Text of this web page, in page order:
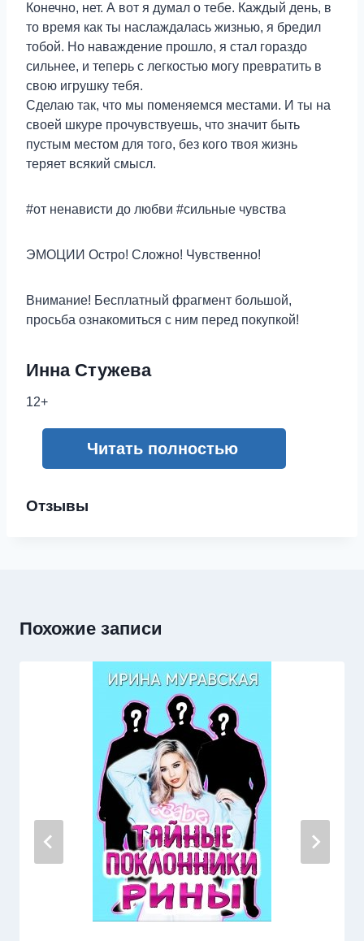
Конечно, нет. А вот я думал о тебе. Каждый день, в
то время как ты наслаждалась жизнью, я бредил
тобой. Но наваждение прошло, я стал гораздо
сильнее, и теперь с легкостью могу превратить в
свою игрушку тебя.
Сделаю так, что мы поменяемся местами. И ты на
своей шкуре прочувствуешь, что значит быть
пустым местом для того, без кого твоя жизнь
теряет всякий смысл.
#от ненависти до любви #сильные чувства
ЭМОЦИИ Остро! Сложно! Чувственно!
Внимание! Бесплатный фрагмент большой,
просьба ознакомиться с ним перед покупкой!
Инна Стужева
12+
Читать полностью
Отзывы
Похожие записи